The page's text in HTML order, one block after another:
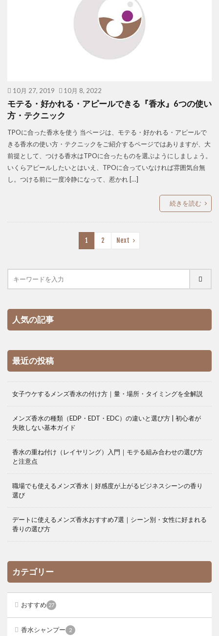
10月 27, 2019 10月 8, 2022
モテる・好かれる・アピールできる『香水』6つの使い
方・テクニック
TPOに合った香水を使う 当ページは、モテる・好かれる・アピールで
きる香水の使い方・テクニックをご紹介するページではありますが、大
前提として、つける香水はTPOに合ったものを選ぶようにしましょう。
いくらアピールしたいとはいえ、TPOに合っていなければ雰囲気台無
し。つける前に一度冷静になって、惹かれ […]
続きを読む
1 2 Next
人気の記事
最近の投稿
女子ウケするメンズ香水の付け方｜量・場所・タイミングを全解説
メンズ香水の種類（EDP・EDT・EDC）の違いと選び方 | 初心者が
失敗しない基本ガイド
香水の重ね付け（レイヤリング）入門｜モテる組み合わせの選び方
と注意点
職場でも使えるメンズ香水｜好感度が上がるビジネスシーンの香り
選び
デートに使えるメンズ香水おすすめ7選｜シーン別・女性に好まれる
香りの選び方
カテゴリー
おすすめ 27
香水シャンプー 2